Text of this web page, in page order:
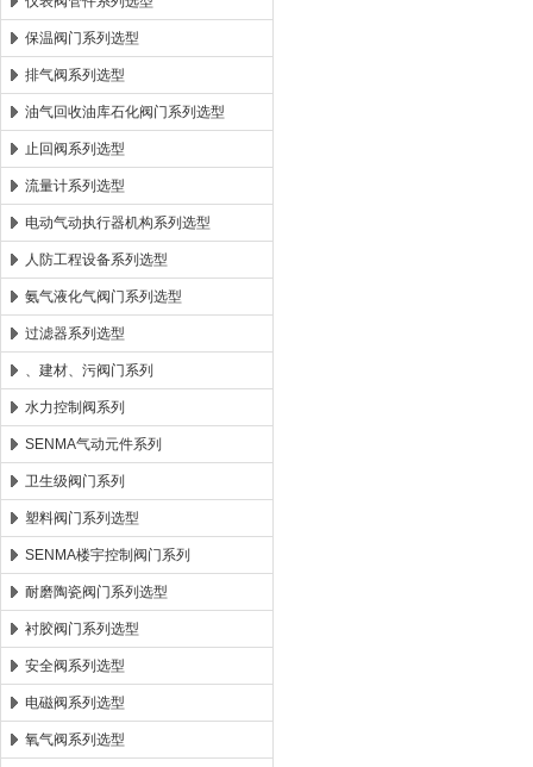
保温阀门系列选型
排气阀系列选型
油气回收油库石化阀门系列选型
止回阀系列选型
流量计系列选型
电动气动执行器机构系列选型
人防工程设备系列选型
氨气液化气阀门系列选型
过滤器系列选型
、建材、污阀门系列
水力控制阀系列
SENMA气动元件系列
卫生级阀门系列
塑料阀门系列选型
SENMA楼宇控制阀门系列
耐磨陶瓷阀门系列选型
衬胶阀门系列选型
安全阀系列选型
电磁阀系列选型
氧气阀系列选型